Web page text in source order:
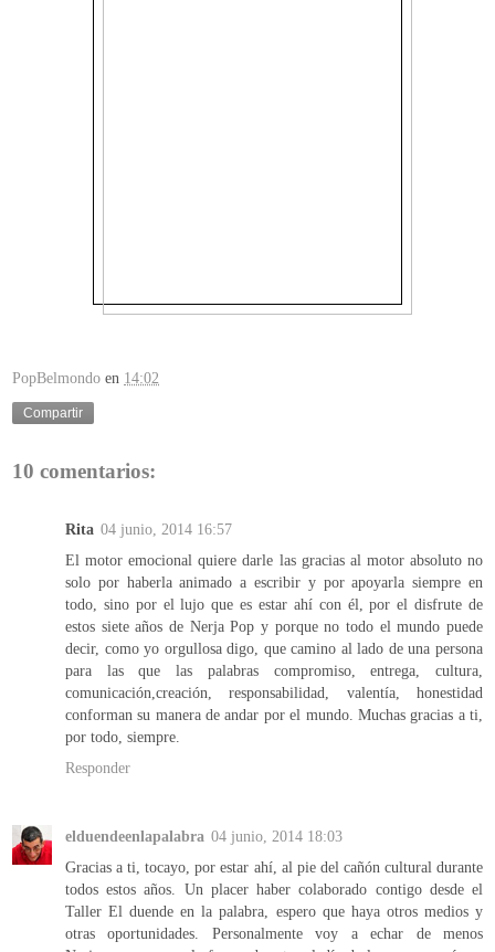
PopBelmondo en 14:02
Compartir
10 comentarios:
Rita 04 junio, 2014 16:57
El motor emocional quiere darle las gracias al motor absoluto no
solo por haberla animado a escribir y por apoyarla siempre en
todo, sino por el lujo que es estar ahí con él, por el disfrute de
estos siete años de Nerja Pop y porque no todo el mundo puede
decir, como yo orgullosa digo, que camino al lado de una persona
para las que las palabras compromiso, entrega, cultura,
comunicación,creación, responsabilidad, valentía, honestidad
conforman su manera de andar por el mundo. Muchas gracias a ti,
por todo, siempre.
Responder
elduendeenlapalabra 04 junio, 2014 18:03
Gracias a ti, tocayo, por estar ahí, al pie del cañón cultural durante
todos estos años. Un placer haber colaborado contigo desde el
Taller El duende en la palabra, espero que haya otros medios y
otras oportunidades. Personalmente voy a echar de menos